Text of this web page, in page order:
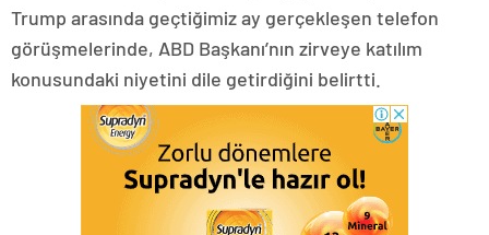
Trump arasında geçtiğimiz ay gerçekleşen telefon
görüşmelerinde, ABD Başkanı’nın zirveye katılım
konusundaki niyetini dile getirdiğini belirtti.